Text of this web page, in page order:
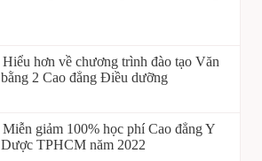
Hiểu hơn về chương trình đào tạo Văn
bằng 2 Cao đẳng Điều dưỡng
Miễn giảm 100% học phí Cao đẳng Y
Dược TPHCM năm 2022